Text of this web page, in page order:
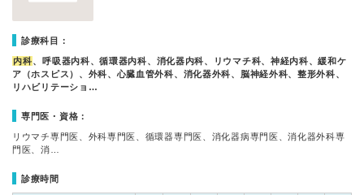
診療科目：
内科、呼吸器内科、循環器内科、消化器内科、リウマチ科、神経内科、緩和ケ
ア（ホスピス）、外科、心臓血管外科、消化器外科、脳神経外科、整形外科、
リハビリテーショ…
専門医・資格：
リウマチ専門医、外科専門医、循環器専門医、消化器病専門医、消化器外科専
門医、消…
診療時間